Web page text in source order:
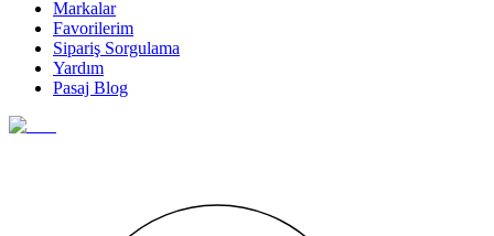
Markalar
Favorilerim
Sipariş Sorgulama
Yardım
Pasaj Blog